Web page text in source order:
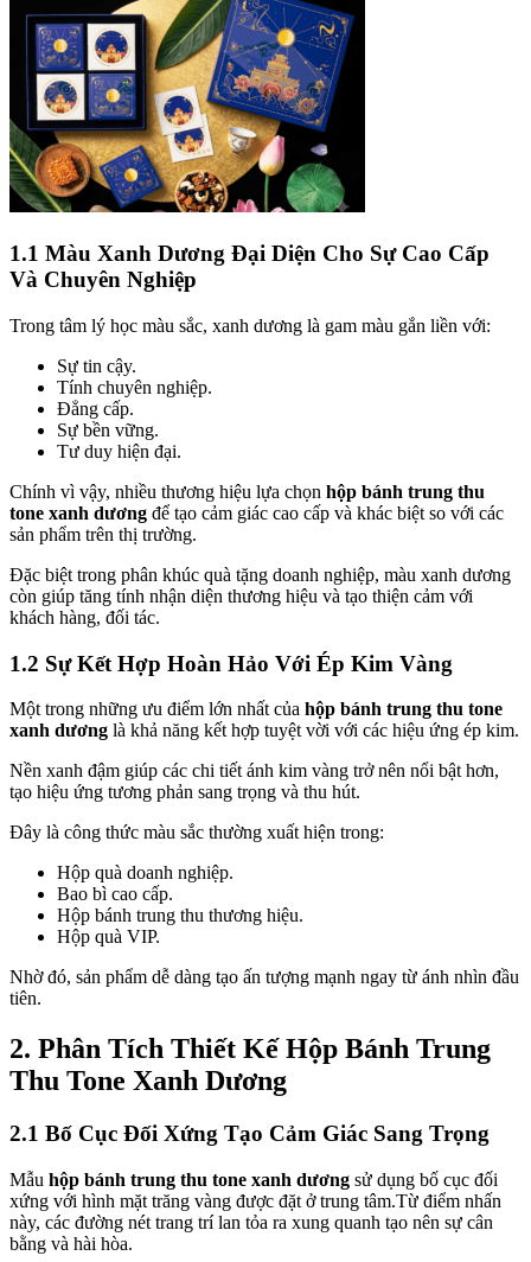
1.1 Màu Xanh Dương Đại Diện Cho Sự Cao Cấp
Và Chuyên Nghiệp
Trong tâm lý học màu sắc, xanh dương là gam màu gắn liền với:
Sự tin cậy.
Tính chuyên nghiệp.
Đẳng cấp.
Sự bền vững.
Tư duy hiện đại.
Chính vì vậy, nhiều thương hiệu lựa chọn hộp bánh trung thu
tone xanh dương để tạo cảm giác cao cấp và khác biệt so với các
sản phẩm trên thị trường.
Đặc biệt trong phân khúc quà tặng doanh nghiệp, màu xanh dương
còn giúp tăng tính nhận diện thương hiệu và tạo thiện cảm với
khách hàng, đối tác.
1.2 Sự Kết Hợp Hoàn Hảo Với Ép Kim Vàng
Một trong những ưu điểm lớn nhất của hộp bánh trung thu tone
xanh dương là khả năng kết hợp tuyệt vời với các hiệu ứng ép kim.
Nền xanh đậm giúp các chi tiết ánh kim vàng trở nên nổi bật hơn,
tạo hiệu ứng tương phản sang trọng và thu hút.
Đây là công thức màu sắc thường xuất hiện trong:
Hộp quà doanh nghiệp.
Bao bì cao cấp.
Hộp bánh trung thu thương hiệu.
Hộp quà VIP.
Nhờ đó, sản phẩm dễ dàng tạo ấn tượng mạnh ngay từ ánh nhìn đầu
tiên.
2. Phân Tích Thiết Kế Hộp Bánh Trung
Thu Tone Xanh Dương
2.1 Bố Cục Đối Xứng Tạo Cảm Giác Sang Trọng
Mẫu hộp bánh trung thu tone xanh dương sử dụng bố cục đối
xứng với hình mặt trăng vàng được đặt ở trung tâm.Từ điểm nhấn
này, các đường nét trang trí lan tỏa ra xung quanh tạo nên sự cân
bằng và hài hòa.